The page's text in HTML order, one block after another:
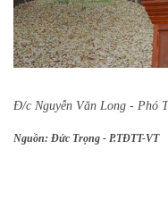
Đ/c Nguyễn Văn Long - Phó
Nguồn: Đức Trọng - P.TĐTT-VT